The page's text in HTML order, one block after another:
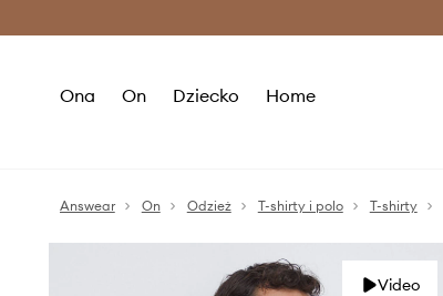
Ona On Dziecko Home
Answear On Odzież T-shirty i polo T-shirty
Video